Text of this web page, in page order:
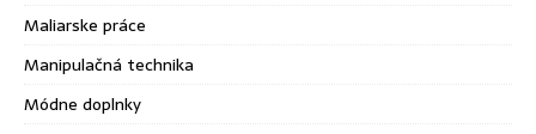
Maliarske práce
Manipulačná technika
Módne doplnky